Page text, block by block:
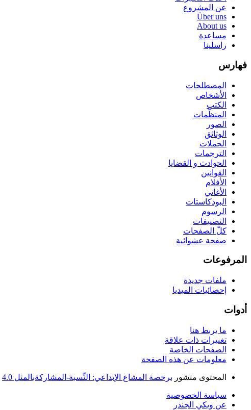
عن المشروع
Über uns
About us
مساعدة
راسلينا
فهارس
المصطلحات
الأشخاص
الكتب
المنظّمات
الصور
الوثائق
الحملات
الترجمات
الحوادث و القضايا
القوانين
الأفلام
الأغاني
البودكاستات
الرسوم
التصنيفات
كلّ الصفحات
صفحة عشوائية
المرفوعات
ملفات جديدة
إحصائيات الميديا
أدوات
ما يربط هنا
تغييرات ذات علاقة
الصفحات الخاصة
معلومات عن هذه الصفحة
المحتوى منشور برخصة المشاع الإبداعي: النِّسبة-المشاركةبالمثل 4.0
سياسة الخصوصية
عن ويكي الجندر